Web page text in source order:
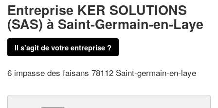
Entreprise KER SOLUTIONS
(SAS)à Saint-Germain-en-Laye
Il s'agit de votre entreprise ?
6 impasse des faisans 78112 Saint-germain-en-laye